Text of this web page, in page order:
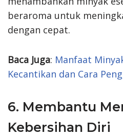
beraroma untuk
dengan cepat.
Baca Juga: Manfaat
Kecantikan dan Cara
6. Membantu
Kebersihan Diri